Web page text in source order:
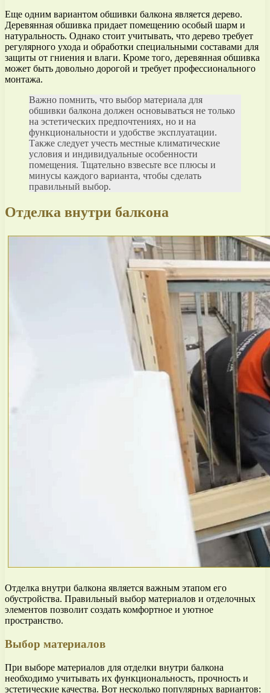
Еще одним вариантом обшивки балкона является дерево.
Деревянная обшивка придает помещению особый шарм и
натуральность. Однако стоит учитывать, что дерево требует
регулярного ухода и обработки специальными составами для
защиты от гниения и влаги. Кроме того, деревянная обшивка
может быть довольно дорогой и требует профессионального
монтажа.
Важно помнить, что выбор материала для
обшивки балкона должен основываться не только
на эстетических предпочтениях, но и на
функциональности и удобстве эксплуатации.
Также следует учесть местные климатические
условия и индивидуальные особенности
помещения. Тщательно взвесьте все плюсы и
минусы каждого варианта, чтобы сделать
правильный выбор.
Отделка внутри балкона
Отделка внутри балкона является важным этапом его
обустройства. Правильный выбор материалов и отделочных
элементов позволит создать комфортное и уютное
пространство.
Выбор материалов
При выборе материалов для отделки внутри балкона
необходимо учитывать их функциональность, прочность и
эстетические качества. Вот несколько популярных вариантов: